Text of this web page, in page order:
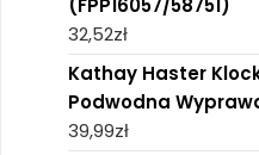
32,52zł
Kathay Haster
Podwodna
39,99zł